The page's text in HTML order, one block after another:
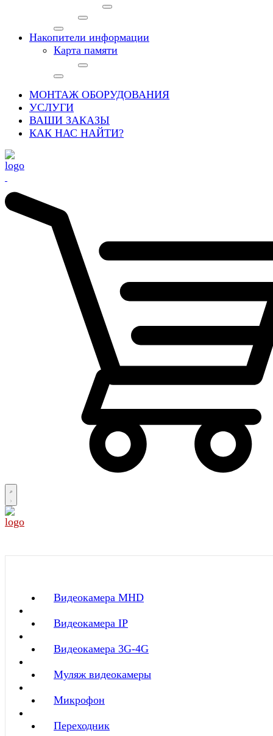
Накопители информации
Карта памяти
МОНТАЖ ОБОРУДОВАНИЯ
УСЛУГИ
ВАШИ ЗАКАЗЫ
КАК НАС НАЙТИ?
Видеокамера MНD
Видеокамера IP
Видеокамера 3G-4G
Муляж видеокамеры
Микрофон
Переходник